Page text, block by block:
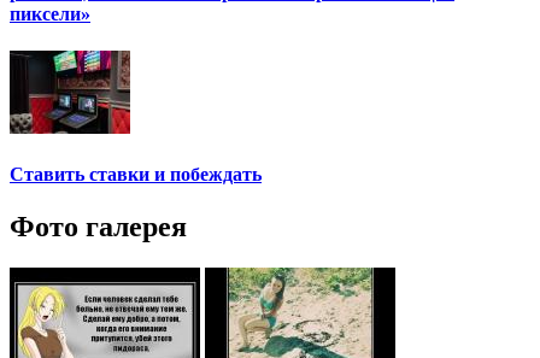
пиксели»
Ставить ставки и побеждать
Фото галерея